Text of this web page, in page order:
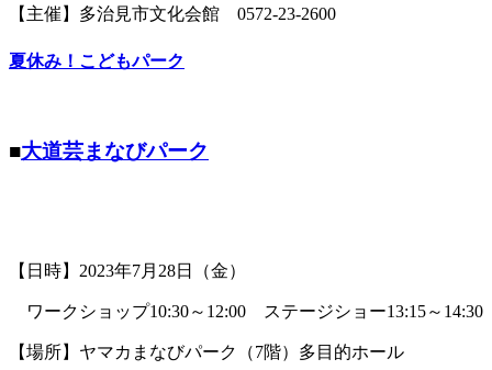
【主催】多治見市文化会館 0572-23-2600
夏休み！こどもパーク
■大道芸まなびパーク
【日時】2023年7月28日（金）
ワークショップ10:30～12:00 ステージショー13:15～14:30
【場所】ヤマカまなびパーク（7階）多目的ホール